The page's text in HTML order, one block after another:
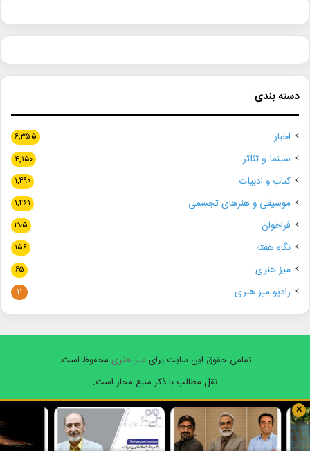
دسته بندی
اخبار ۶,۳۵۵
سینما و تئاتر ۴,۱۵۰
کتاب و ادبیات ۱,۴۹۰
موسیقی و هنرهای تجسمی ۱,۴۶۱
فراخوان ۳۰۵
نگاه هفته ۱۵۶
میز هنری ۶۵
رادیو میز هنری ۱۱
تمامی حقوق این سایت برای میز هنری محفوظ است.
نقل مطالب با ذکر منبع مجاز است.
فیسبوکایکسیوتیوب اینستاگرام
واتس
✕